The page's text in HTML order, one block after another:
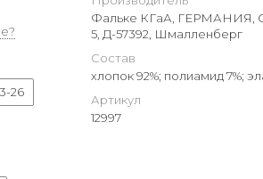
26
Фальке КГаА, ГЕРМАНИЯ,
5, Д-57392, Шмалленберг
Состав
хлопок 92%; полиамид 7%;
Артикул
12997